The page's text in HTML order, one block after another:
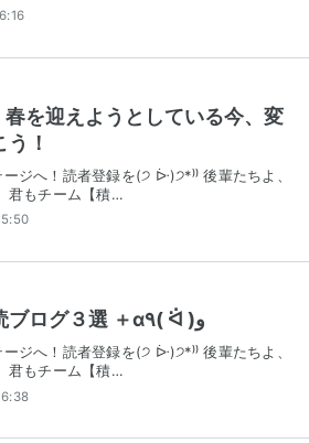
春を迎えようとしている今、変
！
ジへ！読者登録を(੭ ᐕ)੭*⁾⁾ 後輩たちよ、
君もチーム【積…
２０２６年２月必読ブログ３選 ＋α٩( ᐛ )و
ジへ！読者登録を(੭ ᐕ)੭*⁾⁾ 後輩たちよ、
君もチーム【積…